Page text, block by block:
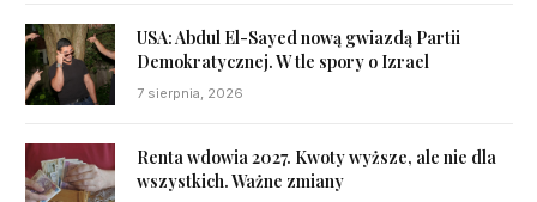
USA: Abdul El-Sayed nową gwiazdą Partii
Demokratycznej. W tle spory o Izrael
7 sierpnia, 2026
Renta wdowia 2027. Kwoty wyższe, ale nie dla
wszystkich. Ważne zmiany